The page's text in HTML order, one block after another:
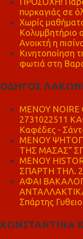
πυρκαγιάς σε
Χωρίς
Κολυμβητήριο
Ανοικτή η
Κινητοποίηση
φωτιά στη
ΟΔΗΓΟΣ
MENOY NOIRE
2731022511
Καφέδες -
ΜΕΝΟΥ
ΤΗΣ ΜΑΣΑΣ"
ΜΕΝΟΥ
ΣΠΑΡΤΗ ΤΗΛ.
ΑΦΑΙ
Σπάρτης
ΚΩΝΣΤΑΝΤΙΝΑ